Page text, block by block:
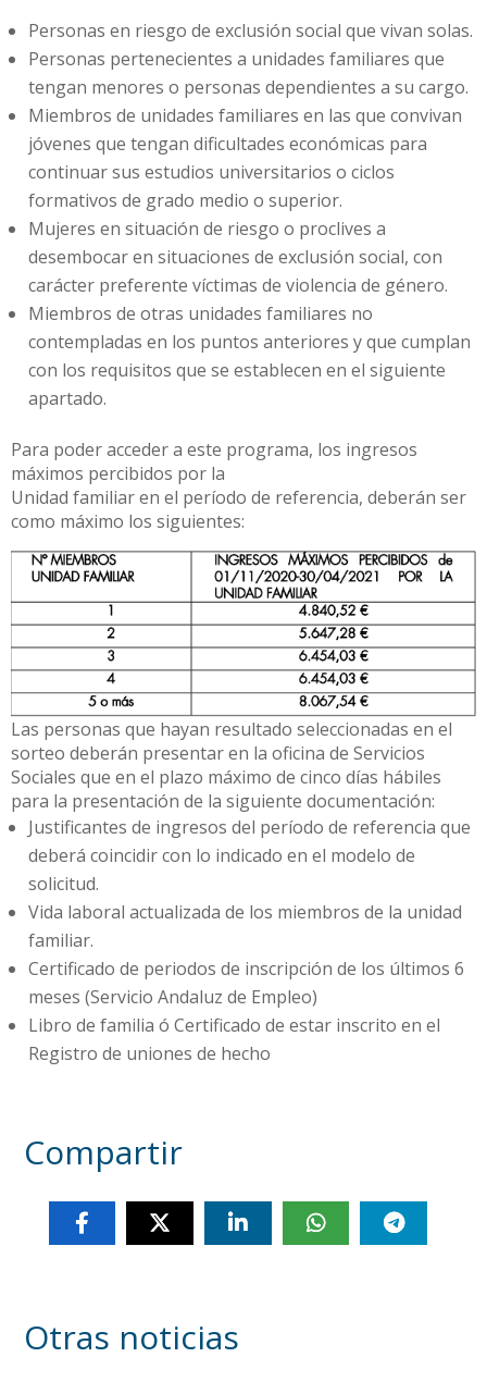
Personas en riesgo de exclusión social que vivan solas.
Personas pertenecientes a unidades familiares que
tengan menores o personas dependientes a su cargo.
Miembros de unidades familiares en las que convivan
jóvenes que tengan dificultades económicas para
continuar sus estudios universitarios o ciclos
formativos de grado medio o superior.
Mujeres en situación de riesgo o proclives a
desembocar en situaciones de exclusión social, con
carácter preferente víctimas de violencia de género.
Miembros de otras unidades familiares no
contempladas en los puntos anteriores y que cumplan
con los requisitos que se establecen en el siguiente
apartado.
Para poder acceder a este programa, los ingresos
máximos percibidos por la
Unidad familiar en el período de referencia, deberán ser
como máximo los siguientes:
Las personas que hayan resultado seleccionadas en el
sorteo deberán presentar en la oficina de Servicios
Sociales que en el plazo máximo de cinco días hábiles
para la presentación de la siguiente documentación:
Justificantes de ingresos del período de referencia que
deberá coincidir con lo indicado en el modelo de
solicitud.
Vida laboral actualizada de los miembros de la unidad
familiar.
Certificado de periodos de inscripción de los últimos 6
meses (Servicio Andaluz de Empleo)
Libro de familia ó Certificado de estar inscrito en el
Registro de uniones de hecho
Compartir
Otras noticias